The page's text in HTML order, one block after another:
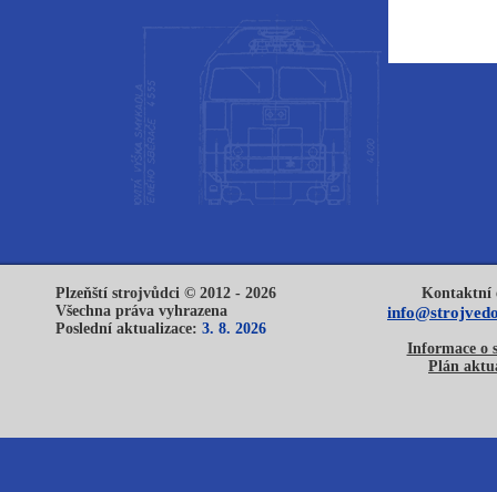
Plzeňští strojvůdci © 2012 - 2026
Všechna práva vyhrazena
Poslední aktualizace: 3. 8. 2026
Kontaktní
Informace o
Plán